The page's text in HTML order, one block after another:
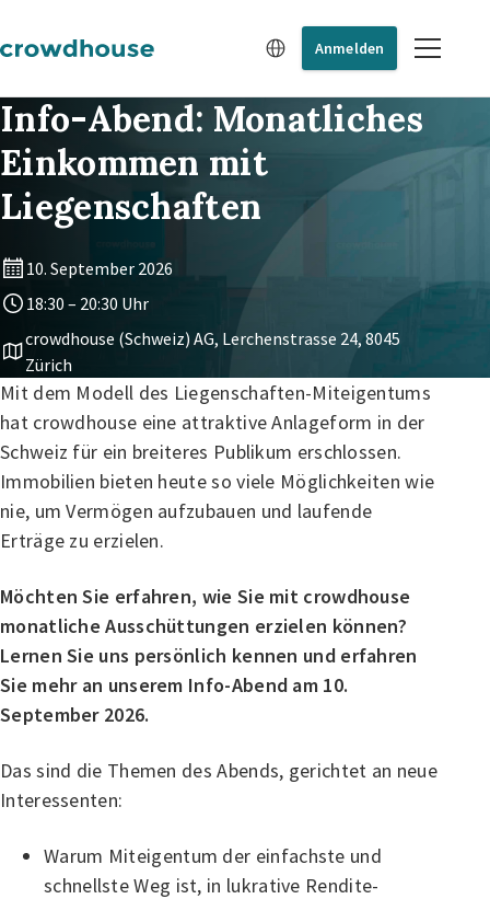
Anmelden
Info-Abend: Monatliches
Einkommen mit
Liegenschaften
10. September 2026
18:30 – 20:30 Uhr
crowdhouse (Schweiz) AG, Lerchenstrasse 24, 8045
Zürich
Mit dem Modell des Liegenschaften-Miteigentums
hat crowdhouse eine attraktive Anlageform in der
Schweiz für ein breiteres Publikum erschlossen.
Immobilien bieten heute so viele Möglichkeiten wie
nie, um Vermögen aufzubauen und laufende
Erträge zu erzielen.
Möchten Sie erfahren, wie Sie mit crowdhouse
monatliche Ausschüttungen erzielen können?
Lernen Sie uns persönlich kennen und erfahren
Sie mehr an unserem Info-Abend am 10.
September 2026.
Das sind die Themen des Abends, gerichtet an neue
Interessenten:
Warum Miteigentum der einfachste und
schnellste Weg ist, in lukrative Rendite-